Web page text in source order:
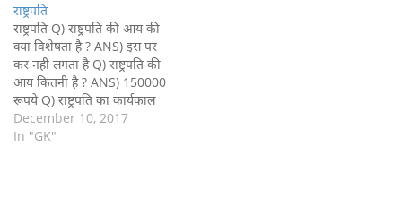
62 , प्रथम निर्वाचित , तीन बार
राष्ट्रपति पद की शपथ , सर्वाधिक
अवधि तक राष्ट्रपति "भारत रत्न"
मिला।
2.सर्वपल्ली राधाकृष्णन-1962-67
, उससे पहले दो बार
उपराष्ट्रपति(1952-62) , 5 सितम्बर
शिक्षक दिवस , (विश्व शिक्षक दिवस
राष्ट्रपति
राष्ट्रपति Q) राष्ट्रपति की आय की
क्या विशेषता है ? ANS) इस पर
कर नही लगता है Q) राष्ट्रपति की
आय कितनी है ? ANS) 150000
रूपये Q) राष्ट्रपति का कार्यकाल
कितना है ? ANS) 5 वर्ष Q)
राष्ट्रपति के चुनाव मे कौन-कौन भाग
December 10, 2017
In "GK"